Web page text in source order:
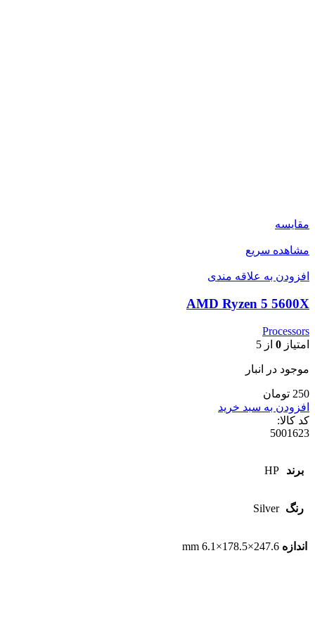
مقایسه
مشاهده سریع
افزودن به علاقه مندی
AMD Ryzen 5 5600X
Processors
امتیاز 0 از 5
موجود در انبار
250 تومان
افزودن به سبد خرید
کد کالا:
5001623
برند HP
رنگ Silver
اندازه 247.6×178.5×6.1 mm